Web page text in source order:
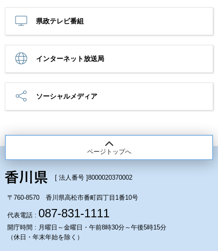
県政テレビ番組
インターネット放送局
ソーシャルメディア
ページトップへ
[ 法人番号 ]8000020370002
〒760-8570 香川県高松市番町四丁目1番10号
代表電話 : 087-831-1111
開庁時間 : 月曜日～金曜日・午前8時30分～午後5時15分
（休日・年末年始を除く）